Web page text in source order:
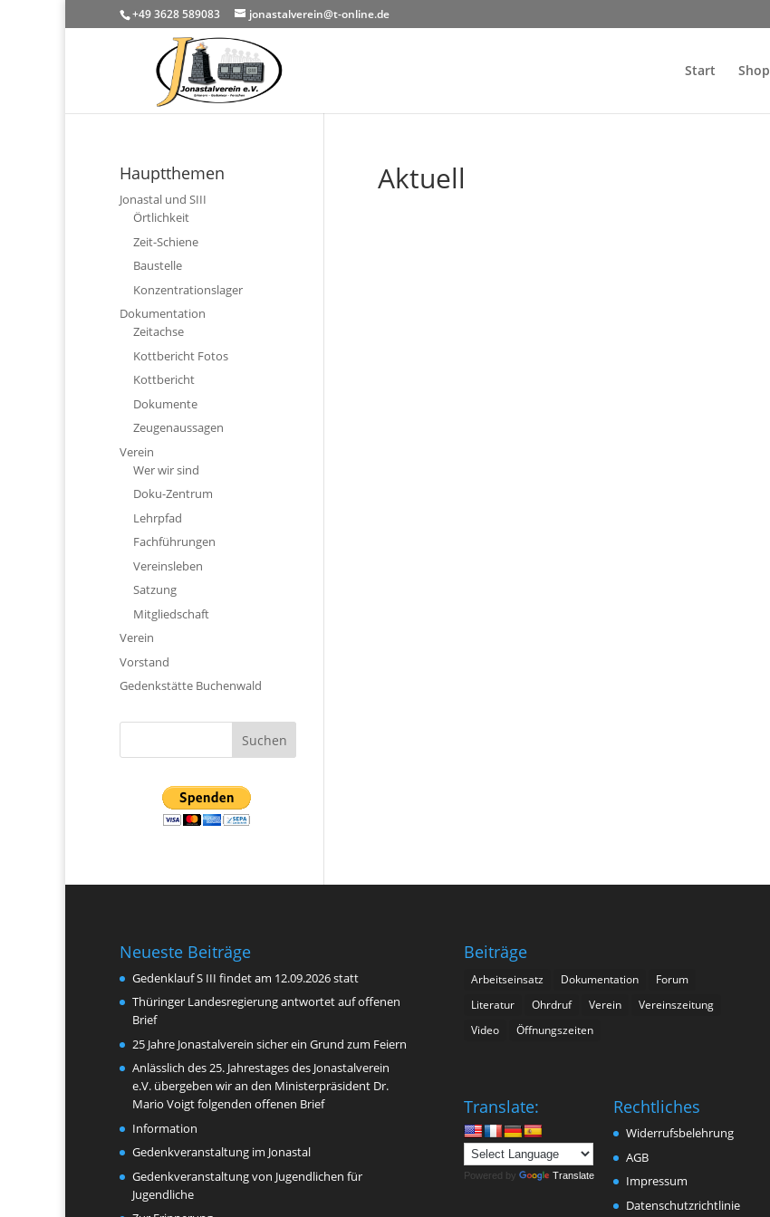
+49 3628 589083 jonastalverein@t-online.de
Start Shop
Aktuell
Hauptthemen
Jonastal und SIII
Örtlichkeit
Zeit-Schiene
Baustelle
Konzentrationslager
Dokumentation
Zeitachse
Kottbericht Fotos
Kottbericht
Dokumente
Zeugenaussagen
Verein
Wer wir sind
Doku-Zentrum
Lehrpfad
Fachführungen
Vereinsleben
Satzung
Mitgliedschaft
Verein
Vorstand
Gedenkstätte Buchenwald
Neueste Beiträge
Gedenklauf S III findet am 12.09.2026 statt
Thüringer Landesregierung antwortet auf offenen
Brief
25 Jahre Jonastalverein sicher ein Grund zum Feiern
Anlässlich des 25. Jahrestages des Jonastalverein
e.V. übergeben wir an den Ministerpräsident Dr.
Mario Voigt folgenden offenen Brief
Information
Gedenkveranstaltung im Jonastal
Gedenkveranstaltung von Jugendlichen für
Jugendliche
Beiträge
Arbeitseinsatz Dokumentation
Forum
Literatur
Ohrdruf Verein
Vereinszeitung
Video
Öffnungszeiten
Translate:
Powered by Translate
Rechtliches
Widerrufsbelehrung
AGB
Impressum
Datenschutzrichtlinie